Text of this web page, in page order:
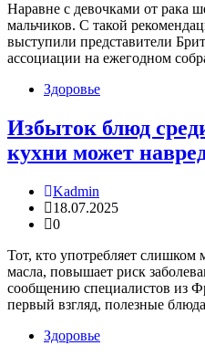
Наравне с девочками от рака
мальчиков. С такой
выступили представители
ассоциации на ежегодном
Здоровье
Избыток блюд
кухни может
Kadmin
18.07.2025
0
Тот, кто употребляет слишком
масла, повышает риск
сообщению специалистов из
первый взгляд, полезные
Здоровье